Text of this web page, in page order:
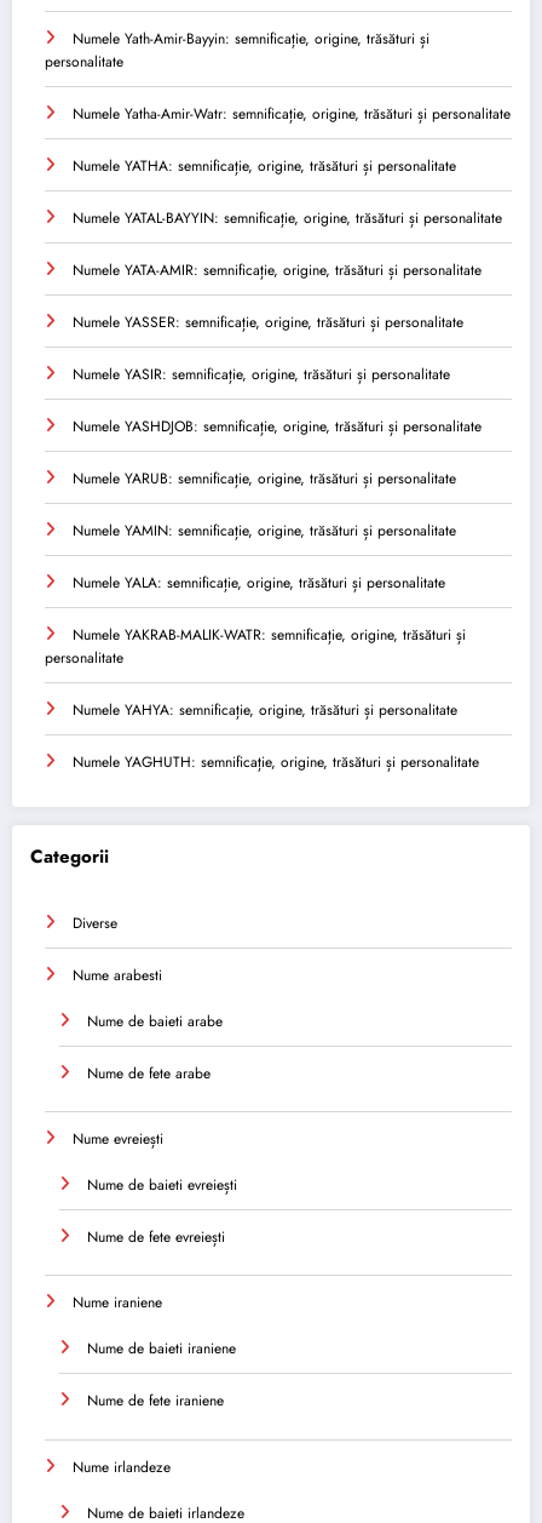
Numele Yath-Amir-Bayyin: semnificație, origine, trăsături și
personalitate
Numele Yatha-Amir-Watr: semnificație, origine, trăsături și personalitate
Numele YATHA: semnificație, origine, trăsături și personalitate
Numele YATAL-BAYYIN: semnificație, origine, trăsături și personalitate
Numele YATA-AMIR: semnificație, origine, trăsături și personalitate
Numele YASSER: semnificație, origine, trăsături și personalitate
Numele YASIR: semnificație, origine, trăsături și personalitate
Numele YASHDJOB: semnificație, origine, trăsături și personalitate
Numele YARUB: semnificație, origine, trăsături și personalitate
Numele YAMIN: semnificație, origine, trăsături și personalitate
Numele YALA: semnificație, origine, trăsături și personalitate
Numele YAKRAB-MALIK-WATR: semnificație, origine, trăsături și
personalitate
Numele YAHYA: semnificație, origine, trăsături și personalitate
Numele YAGHUTH: semnificație, origine, trăsături și personalitate
Categorii
Diverse
Nume arabesti
Nume de baieti arabe
Nume de fete arabe
Nume evreiești
Nume de baieti evreiești
Nume de fete evreiești
Nume iraniene
Nume de baieti iraniene
Nume de fete iraniene
Nume irlandeze
Nume de baieti irlandeze